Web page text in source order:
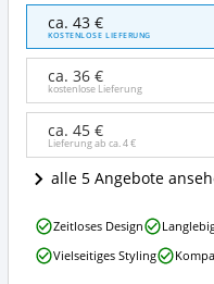
Pandora
Bead
Charms
Vergoldet
Angebote:
dieser
Pandora
Clip-
Charm
erhältlich?
ca. 43 €
KOSTENLOSE LIEFERUNG
ca. 36 €
kostenlose Lieferung
ca. 45 €
Lieferung ab ca.4 €
alle 5 Angebote
Pandora
Bead
Zeitloses Design
Vielseitiges Styling